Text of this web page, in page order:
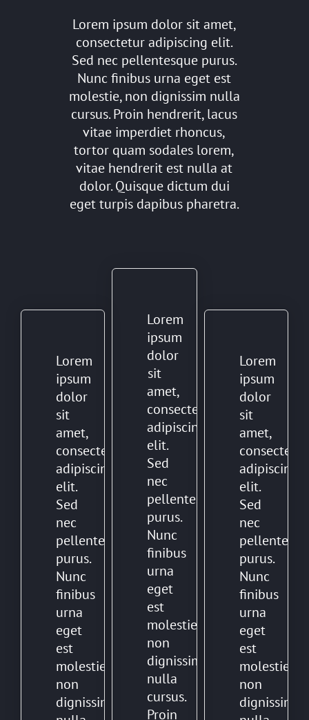
Lorem ipsum dolor sit amet,
consectetur adipiscing elit.
Sed nec pellentesque purus.
Nunc finibus urna eget est
molestie, non dignissim nulla
cursus. Proin hendrerit, lacus
vitae imperdiet rhoncus,
tortor quam sodales lorem,
vitae hendrerit est nulla at
dolor. Quisque dictum dui
eget turpis dapibus pharetra.
Lorem
ipsum
dolor
sit
amet,
consectetur
adipiscing
elit.
Sed
nec
pellentesque
purus.
Nunc
finibus
urna
eget
est
molestie,
non
dignissim
Lorem
ipsum
dolor
sit
amet,
consectetur
adipiscing
elit.
Sed
nec
pellentesque
purus.
Nunc
finibus
urna
eget
est
molestie,
non
dignissim
nulla
cursus.
Proin
Lorem
ipsum
dolor
sit
amet,
consectetur
adipiscing
elit.
Sed
nec
purus.
Nunc
finibus
urna
eget
est
molestie,
non
dignissim